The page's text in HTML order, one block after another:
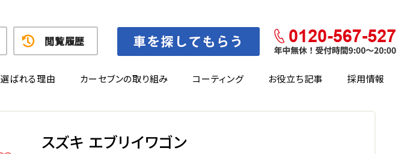
選ばれる理由 カーセブンの取り組み コーティング お役立ち記事 採用情報
閲覧履歴
スズキ エブリイワゴン